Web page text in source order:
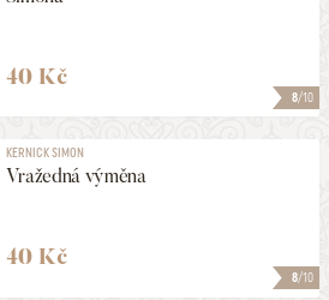
8/10
40 Kč
8/10
KERNICK SIMON
Vražedná výměna
40 Kč